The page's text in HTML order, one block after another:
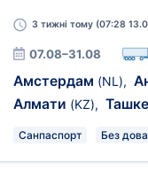
3 тижні тому (07:28
07.08–31.08
Амстердам (NL),
Алмати (KZ),
Санпаспорт Без